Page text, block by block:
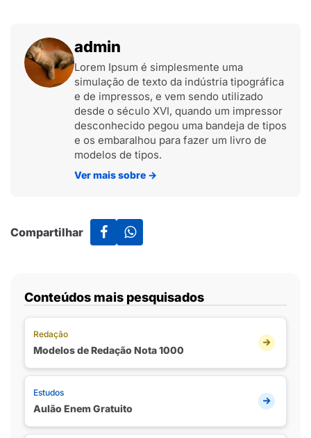
admin
Lorem Ipsum é simplesmente uma
simulação de texto da indústria tipográfica
e de impressos, e vem sendo utilizado
desde o século XVI, quando um impressor
desconhecido pegou uma bandeja de tipos
e os embaralhou para fazer um livro de
modelos de tipos.
Ver mais sobre →
Compartilhar
Conteúdos mais pesquisados
Redação
Modelos de Redação Nota 1000
Estudos
Aulão Enem Gratuito